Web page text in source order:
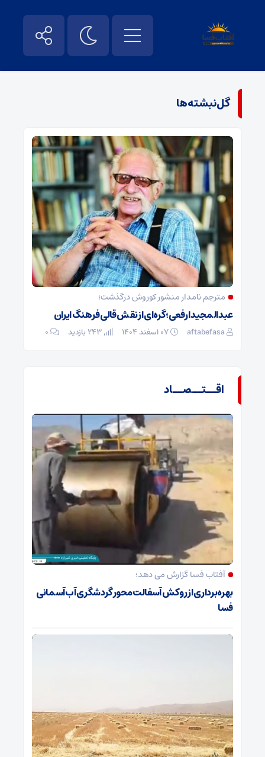
گل‌نبشته‌ها
مترجم نامدار منشور کوروش درگذشت؛
عبدالمجید ارفعی؛ گره‌ای از نقش قالی فرهنگ ایران
aftabefasa ۰
اقــتــصــاد
آفتاب فسا گزارش می دهد؛
بهره‌برداری از روکش آسفالت محور گردشگری آب‌آسمانی
فسا